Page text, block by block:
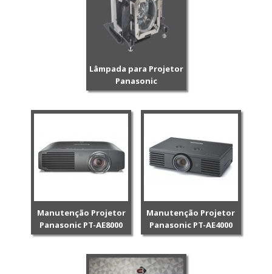
Lâmpada para Projetor
Panasonic
Manutenção Projetor
Panasonic PT-AE8000
Manutenção Projetor
Panasonic PT-AE4000